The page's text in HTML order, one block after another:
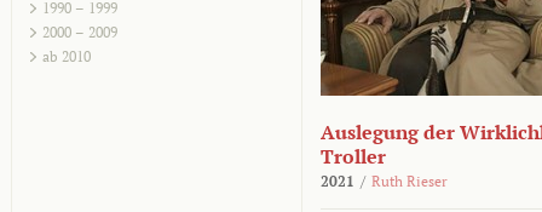
1990 – 1999
2000 – 2009
ab 2010
Auslegung der
Troller
2021 / Ruth Rieser